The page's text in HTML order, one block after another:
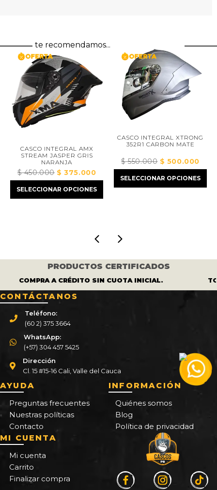
te recomendamos...
CASCO INTEGRAL AMX
STREAM JASPER GRIS
NARANJA
$450.000 El
precio
original
$ 375.000El
precio
actual
SELECCIONAR OPCIONES
CASCO INTEGRAL XTRONG
352R1 CARBON MATE
$550.000 El
precio
original
$ 500.000El
SELECCIONAR OPCIONES
PRODUCTOS CERTIFICADOS
COMPRA A CRÉDITO SIN CUOTA INICIAL.
CONTÁCTANOS
Teléfono:
(60 2) 375 3664
WhatsApp:
(+57) 304 457 5425
Dirección
Cl. 15 #15-16 Cali, Valle del Cauca
AYUDA
Preguntas frecuentes
Nuestras políticas
Contacto
INFORMACIÓN
Quiénes somos
Blog
Política de privacidad
MI CUENTA
Mi cuenta
Carrito
Finalizar compra